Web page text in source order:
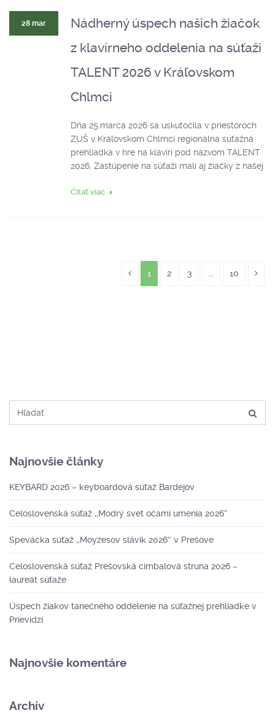
28 mar
Nádherný úspech našich žiačok
z klavírneho oddelenia na súťaži
TALENT 2026 v Kráľovskom
Chlmci
Dňa 25.marca 2026 sa uskutočila v priestoroch
ZUŠ v Kráľovskom Chlmci regionálna súťažná
prehliadka v hre na klavíri pod názvom TALENT
2026. Zastúpenie na súťaži mali aj žiačky z našej
Čitať viac
1 2 3 10
Najnovšie články
KEYBARD 2026 – keyboardová súťaž Bardejov
Celoslovenská súťaž ,,Modrý svet očami umenia 2026″
Spevácka súťaž ,,Moyzesov slávik 2026″ v Prešove
Celoslovenská súťaž Prešovská cimbalová struna 2026 –
laureát súťaže
Úspech žiakov tanečného oddelenie na súťažnej prehliadke v
Prievidzi
Najnovšie komentáre
Archív